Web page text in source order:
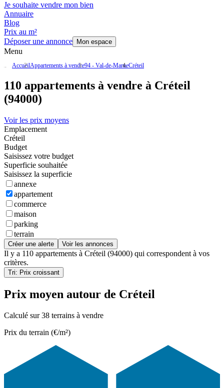
Je souhaite vendre mon bien
Annuaire
Blog
Prix au m²
Déposer une annonce
Mon espace
Menu
AccueilAppartements à vendre94 - Val-de-MarneCréteil
110 appartements à vendre à Créteil
(94000)
Voir les prix moyens
Emplacement
Créteil
Budget
Saisissez votre budget
Superficie souhaitée
Saisissez la superficie
annexe
appartement
commerce
maison
parking
terrain
Créer une alerte Voir les annonces
Il y a 110 appartements à Créteil (94000) qui correspondent à vos
critères.
Tri: Prix croissant
Prix moyen autour de Créteil
Calculé sur 38 terrains à vendre
Prix du terrain (€/m²)